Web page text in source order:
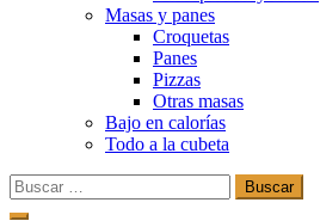
Masas y panes
Croquetas
Panes
Pizzas
Otras masas
Bajo en calorías
Todo a la cubeta
Buscar:
Ir